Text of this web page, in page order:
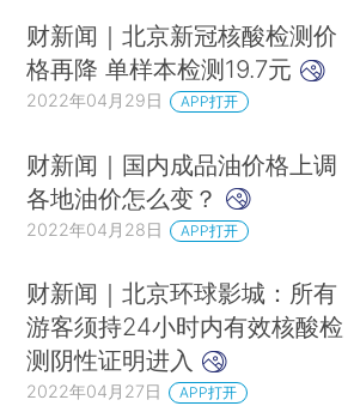
财新闻｜北京新冠核酸检测价
格再降 单样本检测19.7元
2022年04月29日 APP打开
财新闻｜国内成品油价格上调
各地油价怎么变？
2022年04月28日 APP打开
财新闻｜北京环球影城：所有
游客须持24小时内有效核酸检
测阴性证明进入
2022年04月27日 APP打开